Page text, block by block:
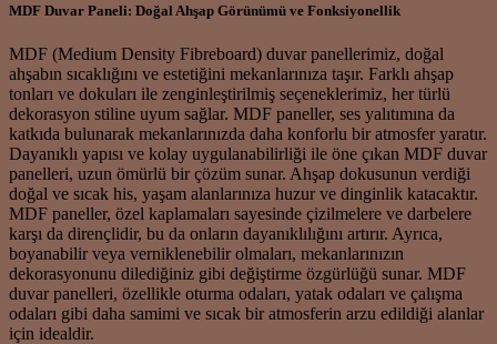
MDF Duvar Paneli: Doğal Ahşap Görünümü ve Fonksiyonellik
MDF (Medium Density Fibreboard) duvar panellerimiz, doğal
ahşabın sıcaklığını ve estetiğini mekanlarınıza taşır. Farklı ahşap
tonları ve dokuları ile zenginleştirilmiş seçeneklerimiz, her türlü
dekorasyon stiline uyum sağlar. MDF paneller, ses yalıtımına da
katkıda bulunarak mekanlarınızda daha konforlu bir atmosfer yaratır.
Dayanıklı yapısı ve kolay uygulanabilirliği ile öne çıkan MDF duvar
panelleri, uzun ömürlü bir çözüm sunar. Ahşap dokusunun verdiği
doğal ve sıcak his, yaşam alanlarınıza huzur ve dinginlik katacaktır.
MDF paneller, özel kaplamaları sayesinde çizilmelere ve darbelere
karşı da dirençlidir, bu da onların dayanıklılığını artırır. Ayrıca,
boyanabilir veya verniklenebilir olmaları, mekanlarınızın
dekorasyonunu dilediğiniz gibi değiştirme özgürlüğü sunar. MDF
duvar panelleri, özellikle oturma odaları, yatak odaları ve çalışma
odaları gibi daha samimi ve sıcak bir atmosferin arzu edildiği alanlar
için idealdir.